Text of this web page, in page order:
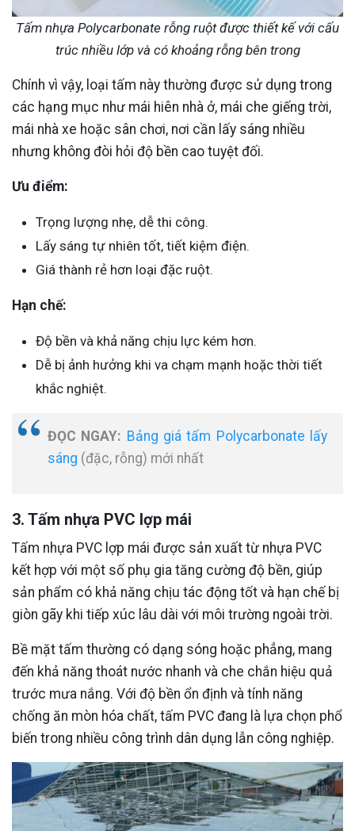
Tấm nhựa Polycarbonate rỗng ruột được thiết kế với cấu
trúc nhiều lớp và có khoảng rỗng bên trong
Chính vì vậy, loại tấm này thường được sử dụng trong
các hạng mục như mái hiên nhà ở, mái che giếng trời,
mái nhà xe hoặc sân chơi, nơi cần lấy sáng nhiều
nhưng không đòi hỏi độ bền cao tuyệt đối.
Ưu điểm:
Trọng lượng nhẹ, dễ thi công.
Lấy sáng tự nhiên tốt, tiết kiệm điện.
Giá thành rẻ hơn loại đặc ruột.
Hạn chế:
Độ bền và khả năng chịu lực kém hơn.
Dễ bị ảnh hưởng khi va chạm mạnh hoặc thời tiết
khắc nghiệt.
ĐỌC NGAY: Bảng giá tấm Polycarbonate lấy
sáng (đặc, rỗng) mới nhất
3. Tấm nhựa PVC lợp mái
Tấm nhựa PVC lợp mái được sản xuất từ nhựa PVC
kết hợp với một số phụ gia tăng cường độ bền, giúp
sản phẩm có khả năng chịu tác động tốt và hạn chế bị
giòn gãy khi tiếp xúc lâu dài với môi trường ngoài trời.
Bề mặt tấm thường có dạng sóng hoặc phẳng, mang
đến khả năng thoát nước nhanh và che chắn hiệu quả
trước mưa nắng. Với độ bền ổn định và tính năng
chống ăn mòn hóa chất, tấm PVC đang là lựa chọn phổ
biến trong nhiều công trình dân dụng lẫn công nghiệp.